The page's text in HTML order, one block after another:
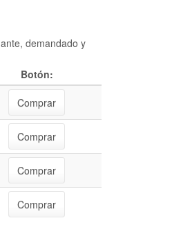
demandado y
Botón:
Comprar
Comprar
Comprar
Comprar